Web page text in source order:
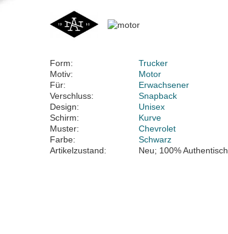
Form:
Trucker
Motiv:
Motor
Für:
Erwachsener
Verschluss:
Snapback
Design:
Unisex
Schirm:
Kurve
Muster:
Chevrolet
Farbe:
Schwarz
Artikelzustand:
Neu; 100% Authentisch